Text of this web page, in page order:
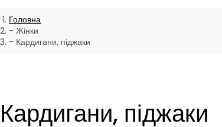
Головна
Жінки
Кардигани, піджаки
Кардигани, піджаки